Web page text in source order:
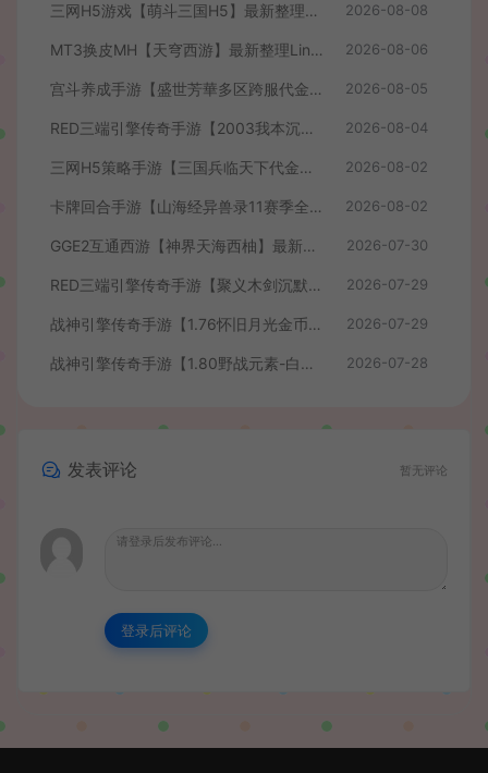
三网H5游戏【萌斗三国H5】最新整理WIN系服务端+GM后台+详细搭建教程 2026-08-08
MT3换皮MH【天穹西游】最新整理Linux手工服务端+安卓苹果双端+GM后台+详细搭建教程+全套源码+视频教程 2026-08-06
宫斗养成手游【盛世芳華多区跨服代金券本地优化版】最新整理单机一键即玩端+Linux手工服务端+CDK授权后台+安卓+详细搭建教程 2026-08-05
RED三端引擎传奇手游【2003我本沉默】最新整理Win系服务端+安卓苹果PC三端+详细搭建教程 2026-08-04
三网H5策略手游【三国兵临天下代金券内购七合修复版】最新整理单机一键即玩镜像端+Linux手工服务端+管理后台+GM授权后台+简易安卓客户端+详细搭建教程+视频教程 2026-08-02
卡牌回合手游【山海经异兽录11赛季全人物代金券内购版】最新整理WIN系服务端+授权GM后台+管理后台+热更修改工具+安卓+详细搭建教程 2026-08-02
GGE2互通西游【神界天海西柚】最新整理Win系服务端+安卓苹果PC三端+内置GM工具+全套源码+详细搭建教程+视频教程 2026-07-30
RED三端引擎传奇手游【聚义木剑沉默高仿嘟嘟沉默】最新整理Win系服务端+安卓苹果PC三端+详细搭建教程 2026-07-29
战神引擎传奇手游【1.76怀旧月光金币版】最新整理Win系复古服务端+安卓苹果双端+GM授权物品后台+详细搭建教程 2026-07-29
战神引擎传奇手游【1.80野战元素-白猪7.2免授权】最新整理Win系特色服务端+安卓+GM授权物品后台+详细搭建教程 2026-07-28
发表评论 暂无评论
登录后评论